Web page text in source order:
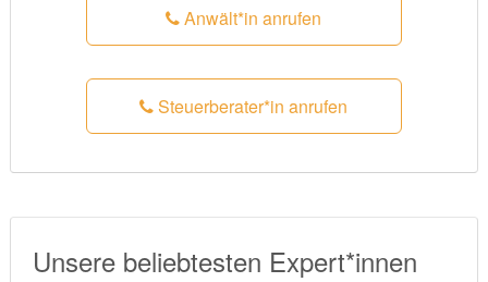
Anwält*in anrufen
Steuerberater*in anrufen
Unsere beliebtesten Expert*innen